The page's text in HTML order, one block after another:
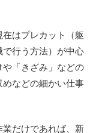
はプレカット（躯
行う方法）が中心
や「きざみ」などの
などの細かい仕事
だけであれば、新